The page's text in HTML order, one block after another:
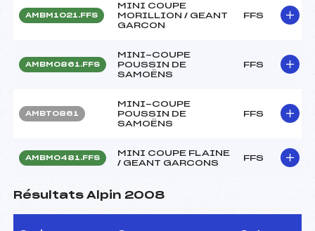
AMBM1021.FFS
MINI COUPE
MORILLION / GEANT
GARCON
FFS
AMBM0861.FFS
MINI-COUPE
POUSSIN DE
SAMOËNS
FFS
AMBT0861
MINI-COUPE
POUSSIN DE
SAMOËNS
FFS
AMBM0481.FFS
MINI COUPE FLAINE
/ GEANT GARCONS
FFS
Résultats Alpin 2008